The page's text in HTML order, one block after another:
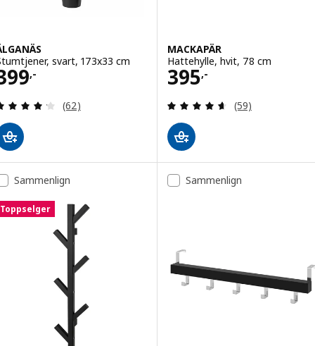
svart, 173x33 cm
,-
399,-
Gjennomgang: 4.2 av 5 stjerner. Samlede
(62)
MACKAPÄR
Hattehylle, hvit, 78 cm
395,-
Pris 395,-
Gjennomgang:
(59)
Sammenlign
Toppselger
Sammenlign